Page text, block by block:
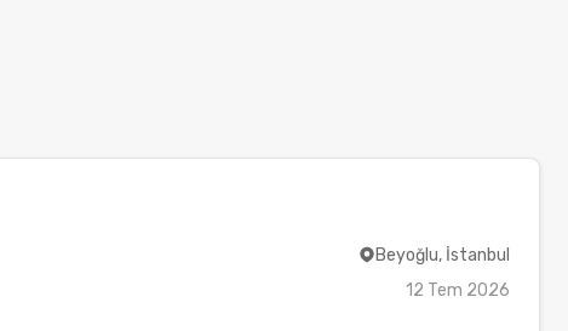
Beyoğlu, İstanbul
12 Tem 2026